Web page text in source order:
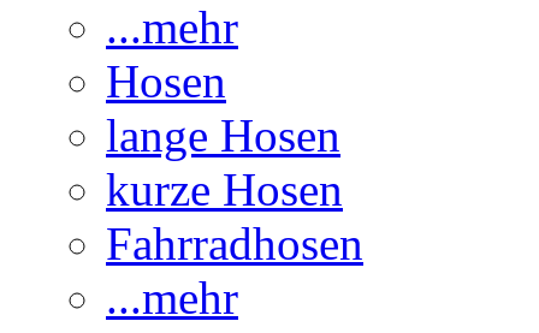
...mehr
Hosen
lange Hosen
kurze Hosen
Fahrradhosen
...mehr